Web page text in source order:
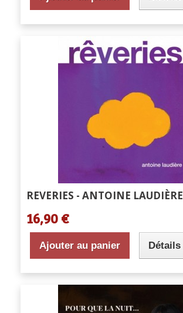
REVERIES - ANTOINE LAUDIÈRE
16,90 €
Ajouter au panier Détails